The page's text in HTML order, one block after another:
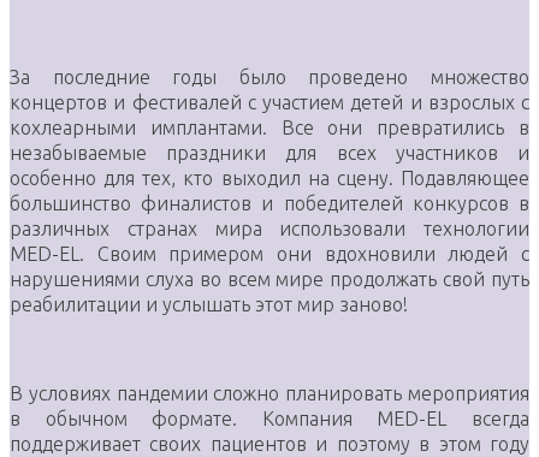
За последние годы было проведено множество
концертов и фестивалей с участием детей и взрослых с
кохлеарными имплантами. Все они превратились в
незабываемые праздники для всех участников и
особенно для тех, кто выходил на сцену. Подавляющее
большинство финалистов и победителей конкурсов в
различных странах мира использовали технологии
MED-EL. Своим примером они вдохновили людей с
нарушениями слуха во всем мире продолжать свой путь
реабилитации и услышать этот мир заново!
В условиях пандемии сложно планировать мероприятия
в обычном формате. Компания MED-EL всегда
поддерживает своих пациентов и поэтому в этом году